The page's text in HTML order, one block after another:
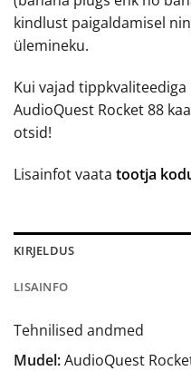
kindlust paigaldamisel
ülemineku.
Kui vajad
AudioQuest Rocket 88
otsid!
Lisainfot vaata tootja
KIRJELDUS
LISAINFO
Tehnilised andmed
Mudel:AudioQuest